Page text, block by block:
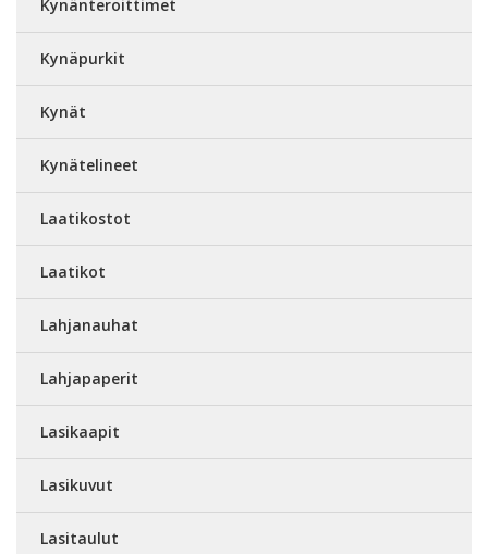
Kynänteroittimet
Kynäpurkit
Kynät
Kynätelineet
Laatikostot
Laatikot
Lahjanauhat
Lahjapaperit
Lasikaapit
Lasikuvut
Lasitaulut